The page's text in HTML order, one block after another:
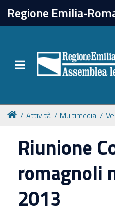
Regione Emilia-
Toggle navigation
chiudi
Attività
Per chi vive all'estero
Newsletter
Attività Multimedia
Riunione
romagnoli
2013